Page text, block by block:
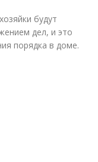
будут
дел, и это
порядка в доме.